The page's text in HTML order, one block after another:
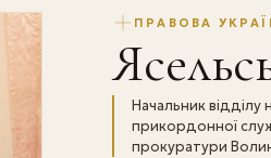
ПРАВОВА
Начальник
прикордонної
прокуратури